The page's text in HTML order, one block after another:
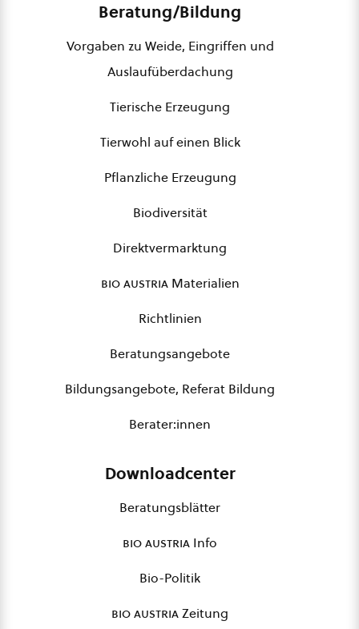
Beratung/Bildung
Vorgaben zu Weide, Eingriffen und
Auslaufüberdachung
Tierische Erzeugung
Tierwohl auf einen Blick
Pflanzliche Erzeugung
Biodiversität
Direktvermarktung
bio austriaMaterialien
Richtlinien
Beratungsangebote
Bildungsangebote, Referat Bildung
Berater:innen
Downloadcenter
Beratungsblätter
bio austria Info
Bio-Politik
bio austriaZeitung